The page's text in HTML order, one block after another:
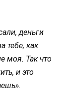
деньги
тебе, как
моя. Так что
и это